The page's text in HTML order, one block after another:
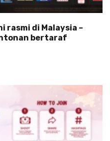
rasmi di Malaysia –
bertaraf